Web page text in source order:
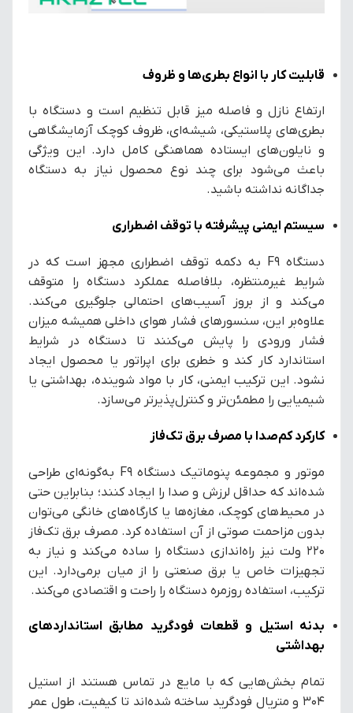
قابلیت کار با انواع بطری‌ها و ظروف
ارتفاع نازل و فاصله میز قابل تنظیم است و دستگاه با
بطری‌های پلاستیکی، شیشه‌ای، ظروف کوچک آزمایشگاهی
و نایلون‌های ایستاده هماهنگی کامل دارد. این ویژگی
باعث می‌شود برای چند نوع محصول نیاز به دستگاه
جداگانه نداشته باشید.
سیستم ایمنی پیشرفته با توقف اضطراری
دستگاه F9 به دکمه توقف اضطراری مجهز است که در
شرایط غیرمنتظره، بلافاصله عملکرد دستگاه را متوقف
می‌کند و از بروز آسیب‌های احتمالی جلوگیری می‌کند.
علاوه‌بر این، سنسورهای فشار هوای داخلی همیشه میزان
فشار ورودی را پایش می‌کنند تا دستگاه در شرایط
استاندارد کار کند و خطری برای اپراتور یا محصول ایجاد
نشود. این ترکیب ایمنی، کار با مواد شوینده، بهداشتی یا
شیمیایی را مطمئن‌تر و کنترل‌پذیرتر می‌سازد.
کارکرد کم‌صدا با مصرف برق تک‌فاز
موتور و مجموعه پنوماتیک دستگاه F9 به‌گونه‌ای طراحی
شده‌اند که حداقل لرزش و صدا را ایجاد کنند؛ بنابراین حتی
در محیط‌های کوچک، مغازه‌ها یا کارگاه‌های خانگی می‌توان
بدون مزاحمت صوتی از آن استفاده کرد. مصرف برق تک‌فاز
۲۲۰ ولت نیز راه‌اندازی دستگاه را ساده می‌کند و نیاز به
تجهیزات خاص یا برق صنعتی را از میان برمی‌دارد. این
ترکیب، استفاده روزمره دستگاه را راحت و اقتصادی می‌کند.
بدنه استیل و قطعات فودگرید مطابق استانداردهای
بهداشتی
تمام بخش‌هایی که با مایع در تماس هستند از استیل
304 و متریال فودگرید ساخته شده‌اند تا کیفیت، طول عمر